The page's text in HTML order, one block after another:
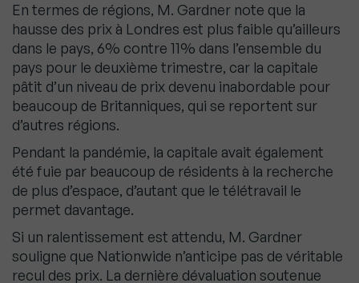
En termes de régions, M. Gardner note que la
hausse des prix à Londres est plus faible qu’ailleurs
dans le pays, 6% contre 11% dans l’ensemble du
pays pour le deuxième trimestre, car la capitale
pâtit d’un niveau de prix devenu inabordable pour
beaucoup de Britanniques, qui se reportent sur
d’autres régions.
Pendant la pandémie, la capitale avait également
été fuie par beaucoup de résidents à la recherche
de plus d’espace, d’autant que le télétravail le
permet davantage.
Si un ralentissement est attendu, M. Gardner
souligne que Nationwide n’anticipe pas de véritable
recul des prix. La dernière dévaluation soutenue